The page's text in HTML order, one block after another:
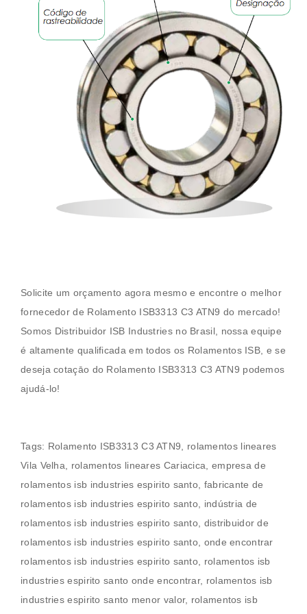
Solicite um orçamento agora mesmo e encontre o melhor
fornecedor de Rolamento ISB3313 C3 ATN9do mercado!
Somos Distribuidor ISB Industries no Brasil, nossa equipe
é altamente qualificada em todos os Rolamentos ISB, e se
deseja cotaçāo do Rolamento ISB3313 C3 ATN9 podemos
ajudá-lo!
Tags: Rolamento ISB3313 C3 ATN9
rolamentos lineares
Vila Velha , rolamentos lineares Cariacica, empresa de
rolamentos isb industries espirito santo, fabricante de
rolamentos isb industries espirito santo, indústria de
rolamentos isb industries espirito santo, distribuidor de
rolamentos isb industries espirito santo, onde encontrar
rolamentos isb industries espirito santo, rolamentos isb
industries espirito santo onde encontrar, rolamentos isb
industries espirito santo menor valor, rolamentos isb